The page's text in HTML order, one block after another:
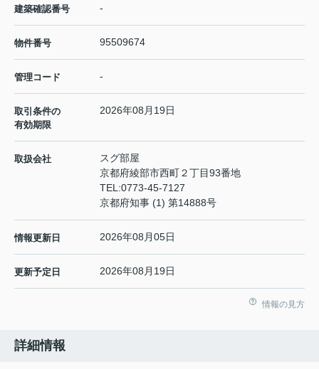
建築確認番号 -
物件番号 95509674
管理コード -
取引条件の
有効期限
2026年08月19日
取扱会社
スグ部屋
京都府綾部市西町２丁目93番地
TEL:0773-45-7127
京都府知事 (1) 第14888号
情報更新日 2026年08月05日
更新予定日 2026年08月19日
情報の見方
詳細情報